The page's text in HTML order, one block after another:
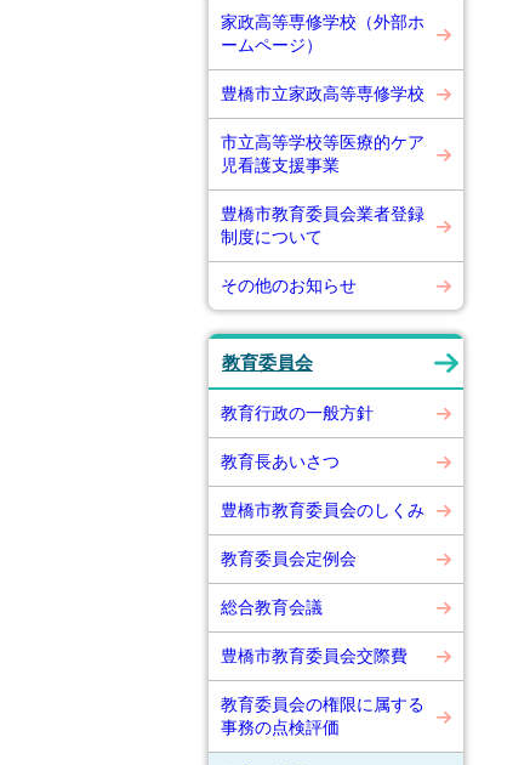
家政高等専修学校（外部ホ
ームページ）
豊橋市立家政高等専修学校
市立高等学校等医療的ケア
児看護支援事業
豊橋市教育委員会業者登録
制度について
その他のお知らせ
教育委員会
教育行政の一般方針
教育長あいさつ
豊橋市教育委員会のしくみ
教育委員会定例会
総合教育会議
豊橋市教育委員会交際費
教育委員会の権限に属する
事務の点検評価